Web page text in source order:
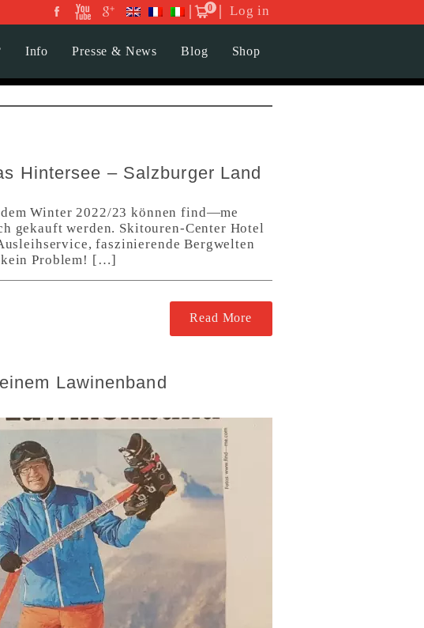
0 Log in
Info Presse & News Blog Shop
Hintersee – Salzburger Land
Winter 2022/23 können find—me
gekauft werden. Skitouren-Center Hotel
faszinierende Bergwelten
kein Problem! […]
Read More
Lawinenband